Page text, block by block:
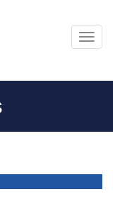
メ
ニ
ー